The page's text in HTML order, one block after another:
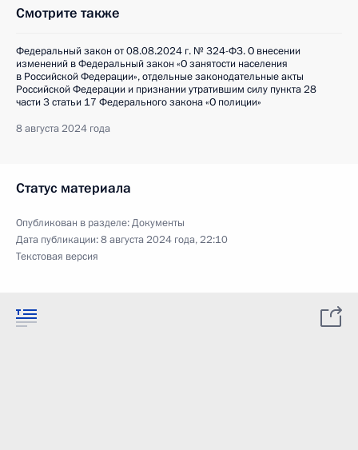
Смотрите также
Федеральный закон от 08.08.2024 г. № 324-ФЗ. О внесении
изменений в Федеральный закон «О занятости населения
в Российской Федерации», отдельные законодательные акты
Российской Федерации и признании утратившим силу пункта 28
части 3 статьи 17 Федерального закона «О полиции»
8 августа 2024 года
Статус материала
Опубликован в разделе:Документы
Дата публикации:8 августа 2024 года, 22:10
Текстовая версия